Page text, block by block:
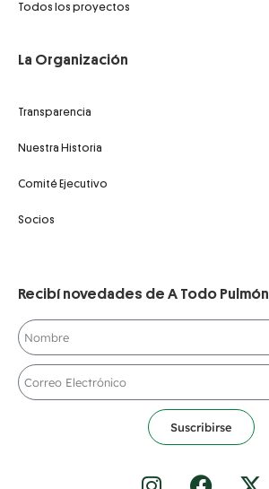
Todos los proyectos
La Organización
Transparencia
Nuestra Historia
Comité Ejecutivo
Socios
Recibí novedades de A Todo Pulmón
Suscribirse